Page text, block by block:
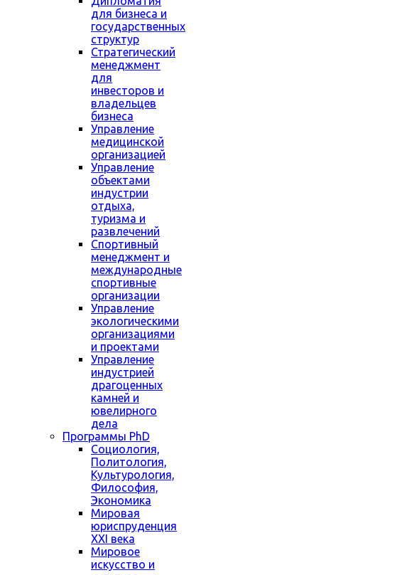
для бизнеса и
государственных
структур
Стратегический
менеджмент
для
инвесторов и
владельцев
бизнеса
Управление
медицинской
организацией
Управление
объектами
индустрии
отдыха,
туризма и
развлечений
Спортивный
менеджмент и
международные
спортивные
организации
Управление
экологическими
организациями
и проектами
Управление
индустрией
драгоценных
камней и
ювелирного
дела
Программы PhD
Социология,
Политология,
Культурология,
Философия,
Экономика
Мировая
юриспруденция
XXI века
Мировое
искусство и